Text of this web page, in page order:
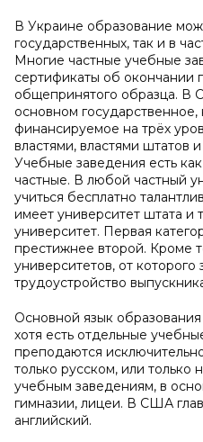
В Украине образование
государственных, так и в
Многие частные учебные
сертификаты об окончании
общепринятого образца. В
основном
финансируемое на трёх
властями, властями штатов
Учебные заведения есть
частные. В любой частный
учиться бесплатно
имеет университет штата и
университет. Первая
престижнее второй. Кроме
университетов, от
трудоустройство
Основной язык
хотя есть отдельные
преподаются
только русском, или только
учебным заведениям, в
гимназии, лицеи. В США
английский.